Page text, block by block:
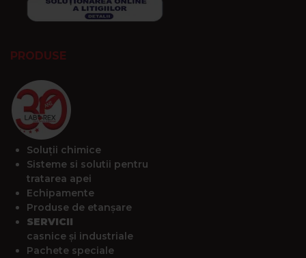
PRODUSE
Soluții chimice
Sisteme si solutii pentru
tratarea apei
Echipamente
Produse de etanșare
SERVICII
casnice și industriale
Pachete speciale